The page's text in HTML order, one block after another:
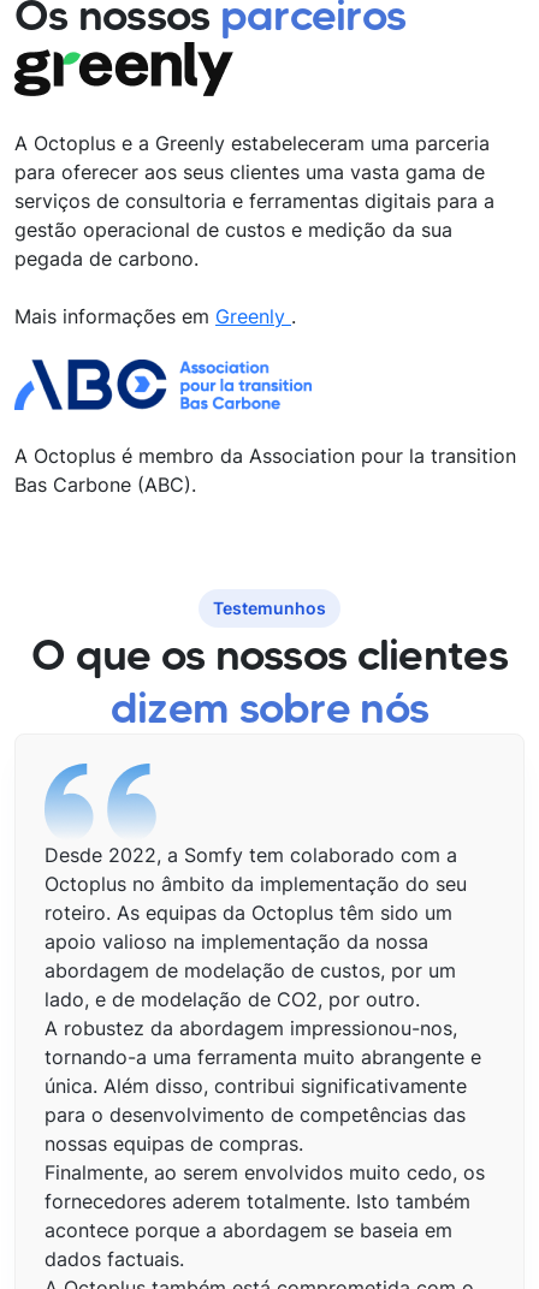
Os nossos parceiros
A Octoplus e a Greenly estabeleceram uma parceria
para oferecer aos seus clientes uma vasta gama de
serviços de consultoria e ferramentas digitais para a
gestão operacional de custos e medição da sua
pegada de carbono.
Mais informações em Greenly .
A Octoplus é membro da Association pour la transition
Bas Carbone (ABC).
Testemunhos
O que os nossos clientes
dizem sobre nós
Desde 2022, a Somfy tem colaborado com a
Octoplus no âmbito da implementação do seu
roteiro. As equipas da Octoplus têm sido um
apoio valioso na implementação da nossa
abordagem de modelação de custos, por um
lado, e de modelação de CO2, por outro.
A robustez da abordagem impressionou-nos,
tornando-a uma ferramenta muito abrangente e
única. Além disso, contribui significativamente
para o desenvolvimento de competências das
nossas equipas de compras.
Finalmente, ao serem envolvidos muito cedo, os
fornecedores aderem totalmente. Isto também
acontece porque a abordagem se baseia em
dados factuais.